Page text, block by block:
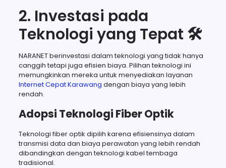
2. Investasi pada
Teknologi yang Tepat 🛠️
NARANET berinvestasi dalam teknologi yang tidak hanya
canggih tetapi juga efisien biaya. Pilihan teknologi ini
memungkinkan mereka untuk menyediakan layanan
Internet Cepat Karawang dengan biaya yang lebih
rendah.
Adopsi Teknologi Fiber Optik
Teknologi fiber optik dipilih karena efisiensinya dalam
transmisi data dan biaya perawatan yang lebih rendah
dibandingkan dengan teknologi kabel tembaga
tradisional.